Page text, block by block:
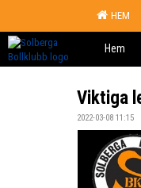
HEM
Hem
Viktiga
2022-03-08 11:15